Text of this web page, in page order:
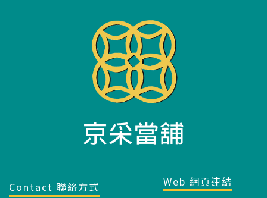
Contact 聯絡方式 Web 網頁連結